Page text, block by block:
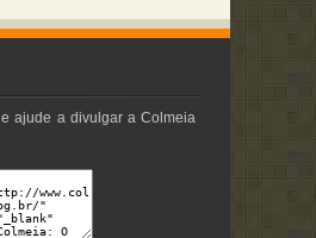
e ajude a divulgar a Colmeia